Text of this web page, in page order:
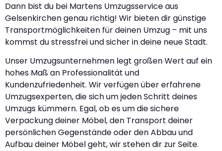
Dann bist du bei Martens Umzugsservice aus
Gelsenkirchen genau richtig! Wir bieten dir günstige
Transportmöglichkeiten für deinen Umzug – mit uns
kommst du stressfrei und sicher in deine neue Stadt.
Unser Umzugsunternehmen legt großen Wert auf ein
hohes Maß an Professionalität und
Kundenzufriedenheit. Wir verfügen über erfahrene
Umzugsexperten, die sich um jeden Schritt deines
Umzugs kümmern. Egal, ob es um die sichere
Verpackung deiner Möbel, den Transport deiner
persönlichen Gegenstände oder den Abbau und
Aufbau deiner Möbel geht, wir stehen dir zur Seite.